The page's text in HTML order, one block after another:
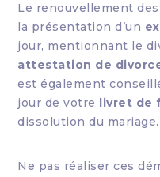
Le renouvellement des
la présentation d’un
jour, mentionnant le
attestation de
est également
jour de votre livret de
dissolution du mariage.
Ne pas réaliser ces